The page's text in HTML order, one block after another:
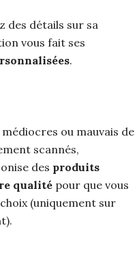
des détails sur sa
vous fait ses
.
ou mauvais de
scannés,
des produits
qualité pour que vous
(uniquement sur